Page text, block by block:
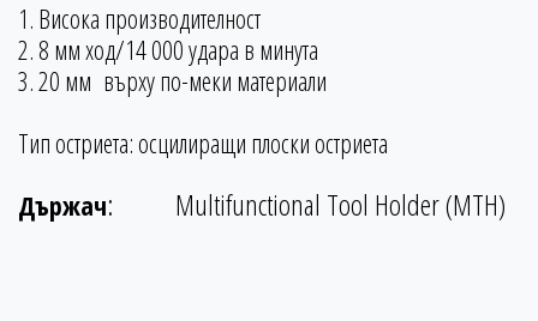
1. Висока производителност
2. 8 мм ход/14 000 удара в минута
3. 20 мм върху по-меки материали
Тип остриета: осцилиращи плоски остриета
Държач: Multifunctional Tool Holder (MTH)